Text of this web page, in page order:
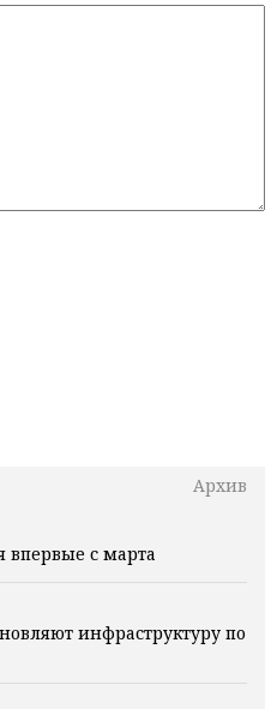
Архив
впервые с марта
инфраструктуру по